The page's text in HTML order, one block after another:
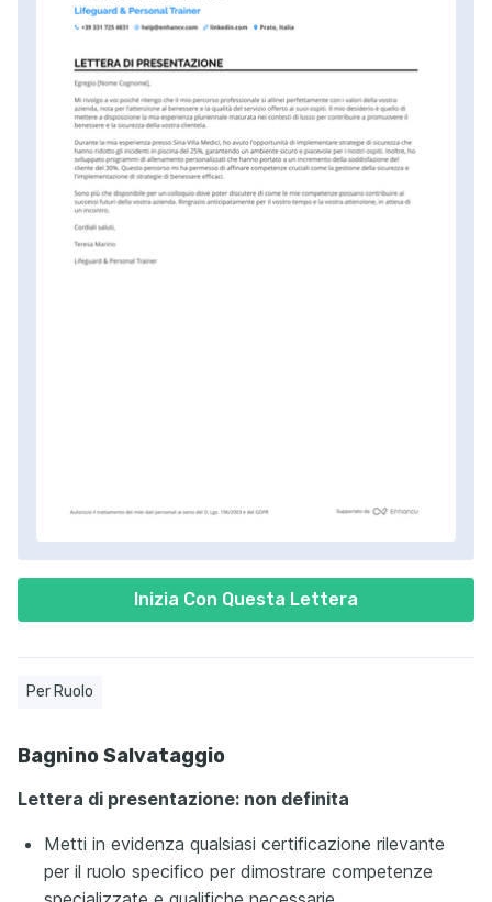
Inizia Con Questa Lettera
Per Ruolo
Bagnino Salvataggio
Lettera di presentazione: non definita
Metti in evidenza qualsiasi certificazione rilevante
per il ruolo specifico per dimostrare competenze